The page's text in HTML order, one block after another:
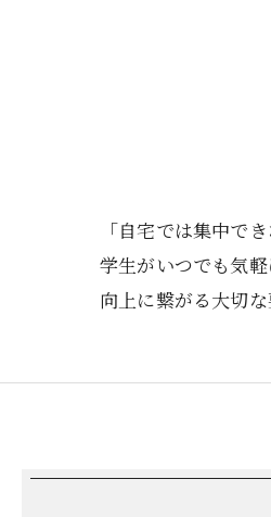
「自宅では集中で
学生がいつでも気
向上に繋がる大切